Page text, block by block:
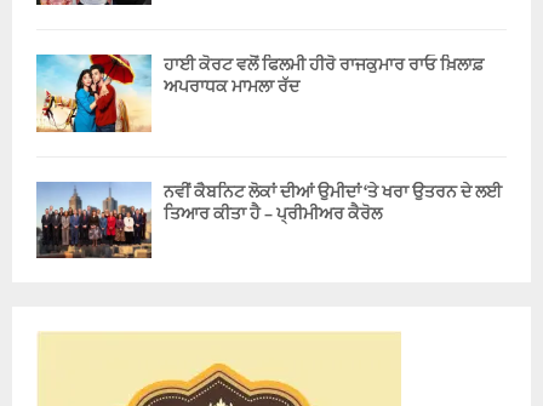
ਹਾਈ ਕੋਰਟ ਵਲੋਂ ਫਿਲਮੀ ਹੀਰੋ ਰਾਜਕੁਮਾਰ ਰਾਓ ਖ਼ਿਲਾਫ਼
ਅਪਰਾਧਕ ਮਾਮਲਾ ਰੱਦ
ਨਵੀਂ ਕੈਬਨਿਟ ਲੋਕਾਂ ਦੀਆਂ ਉਮੀਦਾਂ ‘ਤੇ ਖਰਾ ਉਤਰਨ ਦੇ ਲਈ
ਤਿਆਰ ਕੀਤਾ ਹੈ – ਪ੍ਰੀਮੀਅਰ ਕੈਰੋਲ